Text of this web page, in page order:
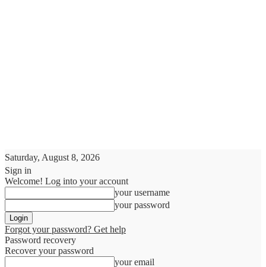
Saturday, August 8, 2026
Sign in
Welcome! Log into your account
your username
your password
Forgot your password? Get help
Password recovery
Recover your password
your email